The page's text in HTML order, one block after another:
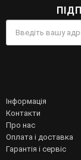
Інформація
Контакти
Про нас
Оплата і доставка
Гарантія і сервіс